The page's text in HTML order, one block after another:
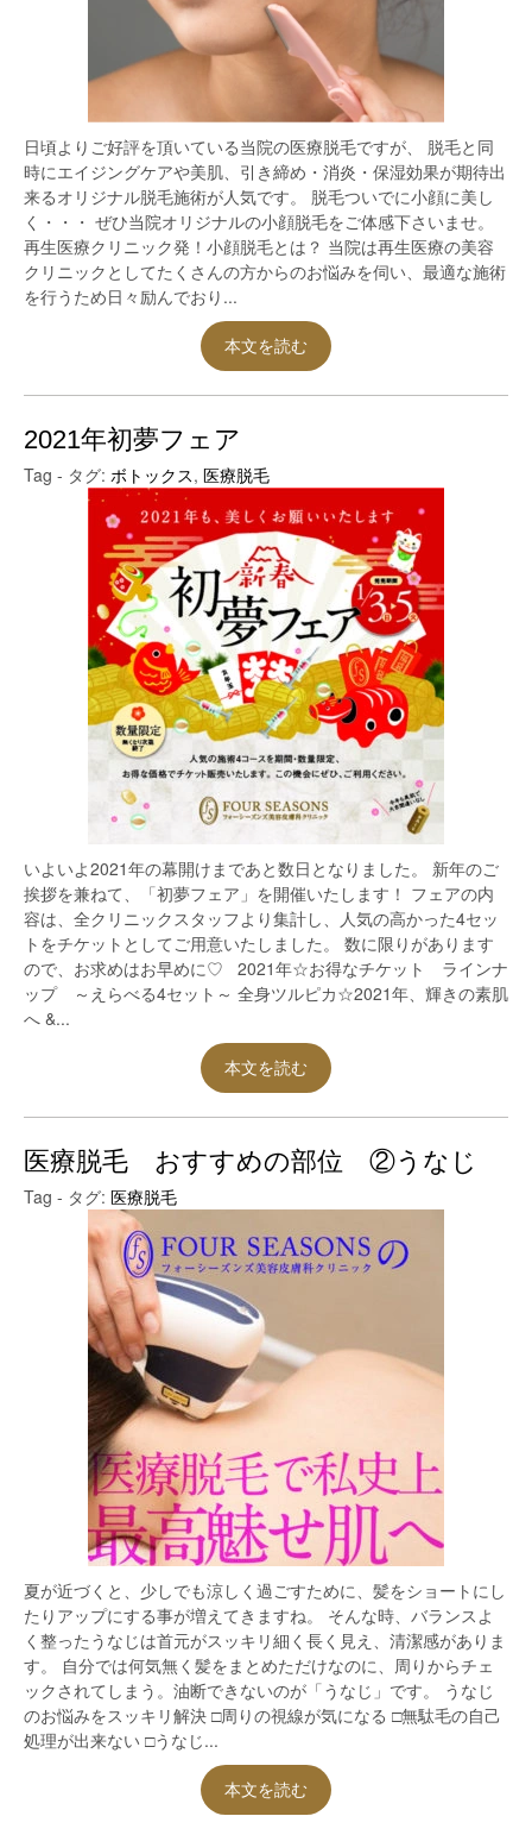
日頃よりご好評を頂いている当院の医療脱毛ですが、 脱毛と同
時にエイジングケアや美肌、引き締め・消炎・保湿効果が期待出
来るオリジナル脱毛施術が人気です。 脱毛ついでに小顔に美し
く・・・ ぜひ当院オリジナルの小顔脱毛をご体感下さいませ。
再生医療クリニック発！小顔脱毛とは？ 当院は再生医療の美容
クリニックとしてたくさんの方からのお悩みを伺い、最適な施術
を行うため日々励んでおり...
本文を読む
2021年初夢フェア
Tag - タグ: ボトックス, 医療脱毛
いよいよ2021年の幕開けまであと数日となりました。 新年のご
挨拶を兼ねて、「初夢フェア」を開催いたします！ フェアの内
容は、全クリニックスタッフより集計し、人気の高かった4セッ
トをチケットとしてご用意いたしました。 数に限りがあります
ので、お求めはお早めに♡ 2021年☆お得なチケット ラインナ
ップ ～えらべる4セット～ 全身ツルピカ☆2021年、輝きの素肌
へ &...
本文を読む
医療脱毛 おすすめの部位 ②うなじ
Tag - タグ: 医療脱毛
夏が近づくと、少しでも涼しく過ごすために、髪をショートにし
たりアップにする事が増えてきますね。 そんな時、バランスよ
く整ったうなじは首元がスッキリ細く長く見え、清潔感がありま
す。 自分では何気無く髪をまとめただけなのに、周りからチェ
ックされてしまう。油断できないのが「うなじ」です。 うなじ
のお悩みをスッキリ解決 □周りの視線が気になる □無駄毛の自己
処理が出来ない □うなじ...
本文を読む